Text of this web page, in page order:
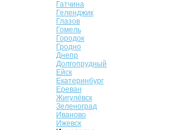
Гатчина
Геленджик
Глазов
Гомель
Городок
Гродно
Днепр
Долгопрудный
Ейск
Екатеринбург
Ереван
Жигулёвск
Зеленоград
Иваново
Ижевск